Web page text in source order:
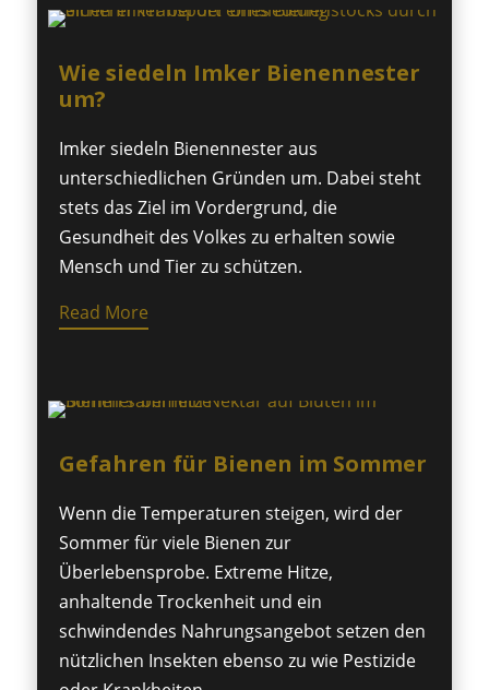
Wie siedeln Imker Bienennester
um?
Imker siedeln Bienennester aus
unterschiedlichen Gründen um. Dabei steht
stets das Ziel im Vordergrund, die
Gesundheit des Volkes zu erhalten sowie
Mensch und Tier zu schützen.
Read More
Gefahren für Bienen im Sommer
Wenn die Temperaturen steigen, wird der
Sommer für viele Bienen zur
Überlebensprobe. Extreme Hitze,
anhaltende Trockenheit und ein
schwindendes Nahrungsangebot setzen den
nützlichen Insekten ebenso zu wie Pestizide